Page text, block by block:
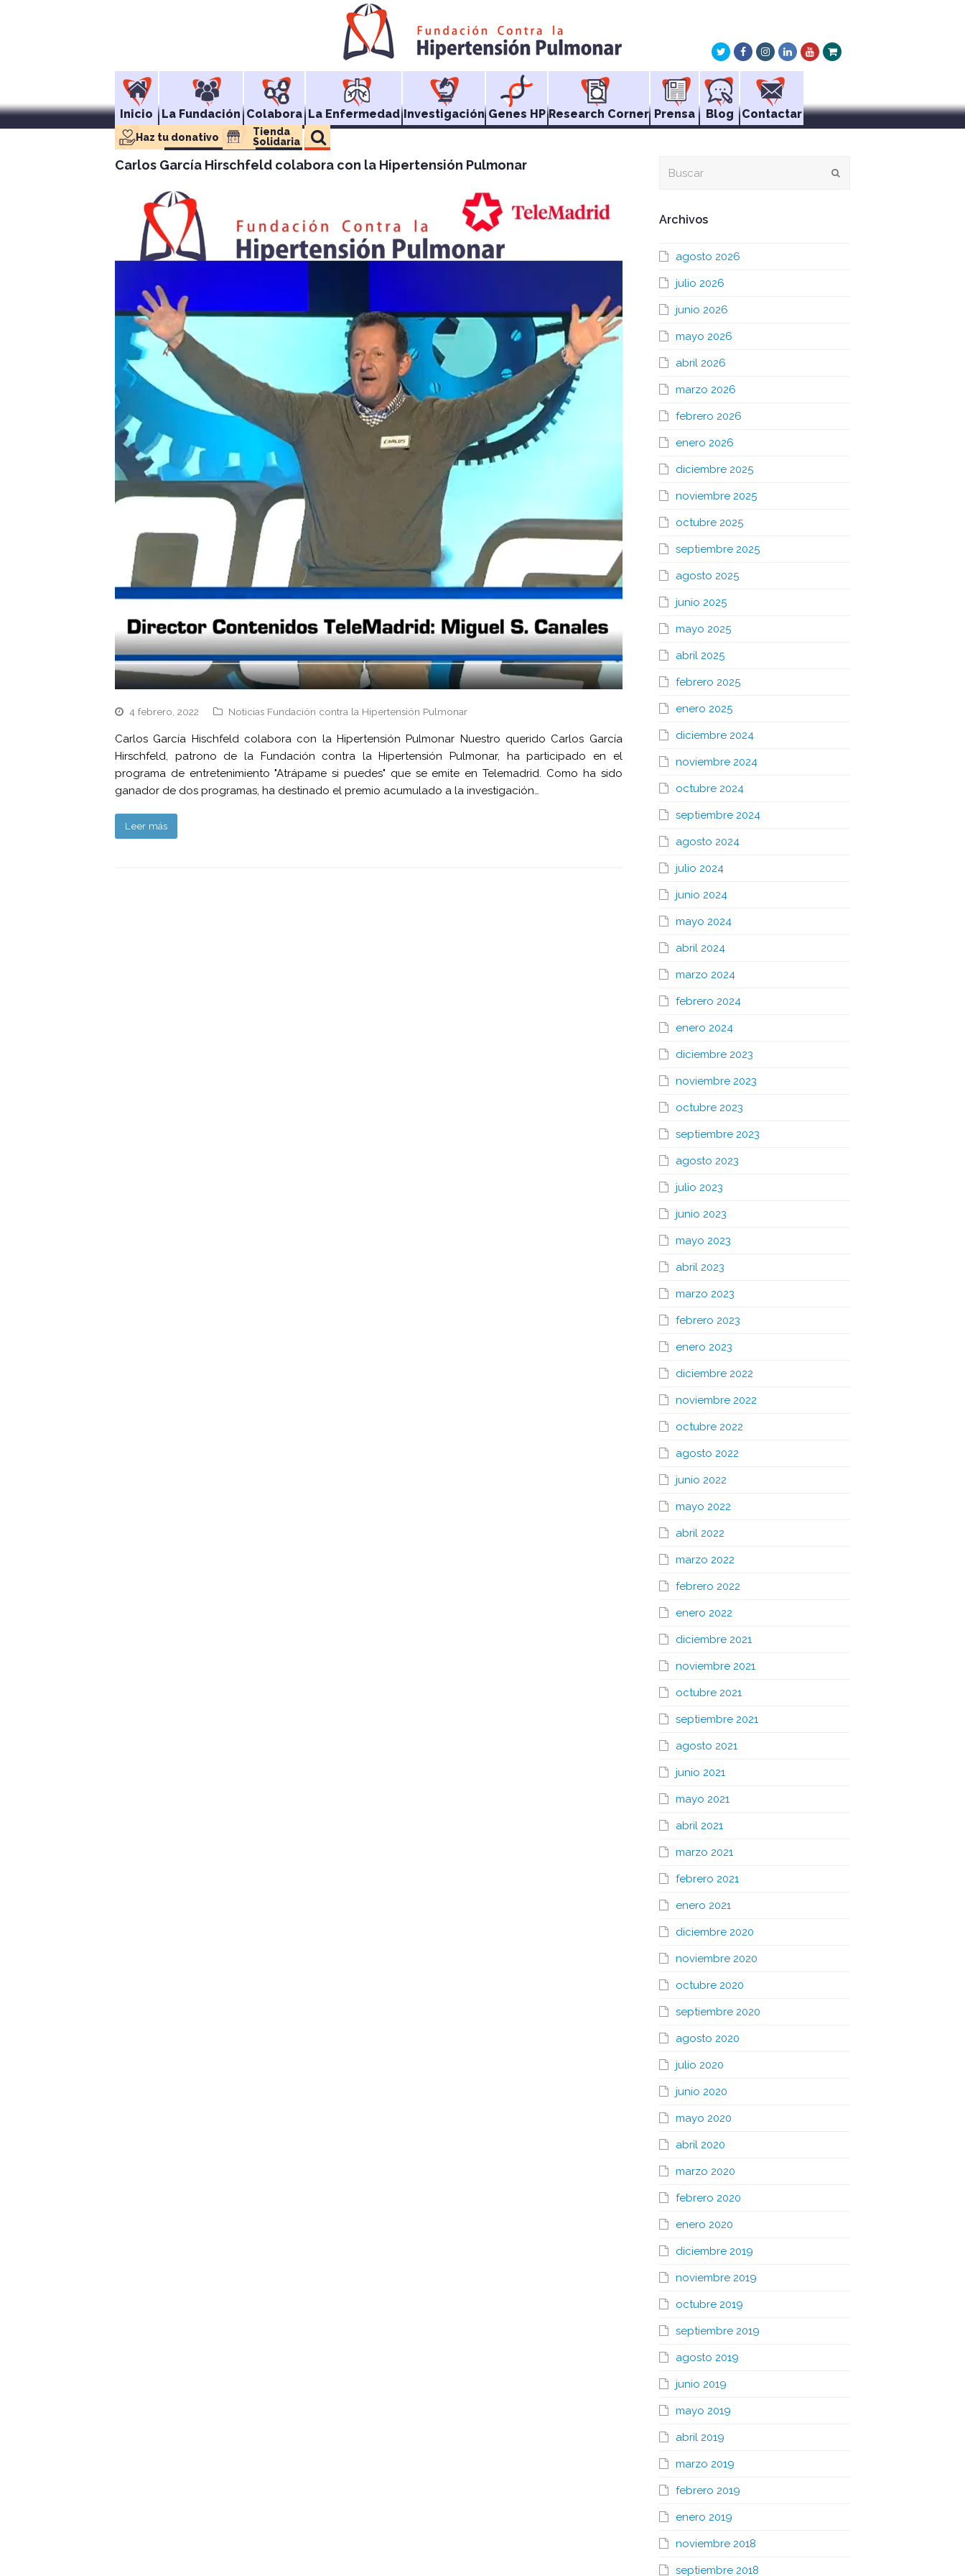
TwitterFacebookInstagram
LinkedInYoutube
Xing
Inicio La Fundación Colabora La Enfermedad Investigación Genes HP Research Corner Prensa Blog Contactar
Haz tu donativo
Tienda
Solidaria
Carlos García Hirschfeld colabora con la Hipertensión Pulmonar
4 febrero, 2022 Noticias Fundación contra la Hipertensión Pulmonar
Carlos García Hischfeld colabora con la Hipertensión Pulmonar Nuestro querido Carlos García
Hirschfeld, patrono de la Fundación contra la Hipertensión Pulmonar, ha participado en el
programa de entretenimiento "Atrápame si puedes" que se emite en Telemadrid. Como ha sido
ganador de dos programas, ha destinado el premio acumulado a la investigación…
Leer más
Archivos
agosto 2026
julio 2026
junio 2026
mayo 2026
abril 2026
marzo 2026
febrero 2026
enero 2026
diciembre 2025
noviembre 2025
octubre 2025
septiembre 2025
agosto 2025
junio 2025
mayo 2025
abril 2025
febrero 2025
enero 2025
diciembre 2024
noviembre 2024
octubre 2024
septiembre 2024
agosto 2024
julio 2024
junio 2024
mayo 2024
abril 2024
marzo 2024
febrero 2024
enero 2024
diciembre 2023
noviembre 2023
octubre 2023
septiembre 2023
agosto 2023
julio 2023
junio 2023
mayo 2023
abril 2023
marzo 2023
febrero 2023
enero 2023
diciembre 2022
noviembre 2022
octubre 2022
agosto 2022
junio 2022
mayo 2022
abril 2022
marzo 2022
febrero 2022
enero 2022
diciembre 2021
noviembre 2021
octubre 2021
septiembre 2021
agosto 2021
junio 2021
mayo 2021
abril 2021
marzo 2021
febrero 2021
enero 2021
diciembre 2020
noviembre 2020
octubre 2020
septiembre 2020
agosto 2020
julio 2020
junio 2020
mayo 2020
abril 2020
marzo 2020
febrero 2020
enero 2020
diciembre 2019
noviembre 2019
octubre 2019
septiembre 2019
agosto 2019
junio 2019
mayo 2019
abril 2019
marzo 2019
febrero 2019
enero 2019
noviembre 2018
septiembre 2018